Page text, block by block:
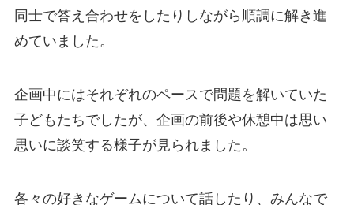
同士で答え合わせをしたりしながら順調に解き進
めていました。
企画中にはそれぞれのペースで問題を解いていた
子どもたちでしたが、企画の前後や休憩中は思い
思いに談笑する様子が見られました。
各々の好きなゲームについて話したり、みんなで